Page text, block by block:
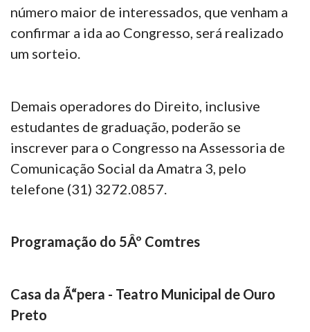
número maior de interessados, que venham a
confirmar a ida ao Congresso, será realizado
um sorteio.
Demais operadores do Direito, inclusive
estudantes de graduação, poderão se
inscrever para o Congresso na Assessoria de
Comunicação Social da Amatra 3, pelo
telefone (31) 3272.0857.
Programação do 5Âº Comtres
Casa da Ã“pera - Teatro Municipal de Ouro
Preto